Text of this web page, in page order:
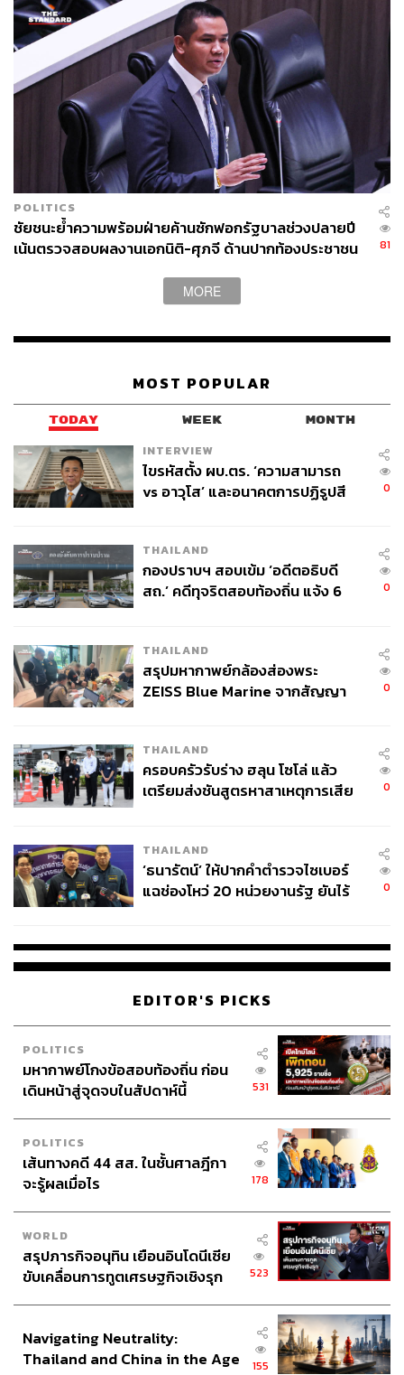
POLITICS
ชัยชนะย้ำความพร้อมฝ่ายค้านซักฟอกรัฐบาลช่วงปลายปี
เน้นตรวจสอบผลงานเอกนิติ-ศุภจี ด้านปากท้องประชาชน
81
MORE
MOST POPULAR
TODAY WEEK MONTH
INTERVIEW
ไขรหัสตั้ง ผบ.ตร. ‘ความสามารถ
vs อาวุโส’ และอนาคตการปฏิรูปสี
0
THAILAND
กองปราบฯ สอบเข้ม ‘อดีตอธิบดี
สถ.’ คดีทุจริตสอบท้องถิ่น แจ้ง 6
0
THAILAND
สรุปมหากาพย์กล้องส่องพระ
ZEISS Blue Marine จากสัญญา
จ่ายหนี้-แอบระบุแบรนด์
0
THAILAND
ครอบครัวรับร่าง ฮลุน โซโล่ แล้ว
เตรียมส่งชันสูตรหาสาเหตุการเสีย
0
THAILAND
‘ธนารัตน์’ ให้ปากคำตำรวจไซเบอร์
แฉช่องโหว่ 20 หน่วยงานรัฐ ยันไร้
0
EDITOR'S PICKS
POLITICS
มหากาพย์โกงข้อสอบท้องถิ่น ก่อน
เดินหน้าสู่จุดจบในสัปดาห์นี้
531
POLITICS
เส้นทางคดี 44 สส. ในชั้นศาลฎีกา
จะรู้ผลเมื่อไร
178
WORLD
สรุปภารกิจอนุทิน เยือนอินโดนีเซีย
ขับเคลื่อนการทูตเศรษฐกิจเชิงรุก
523
Navigating Neutrality:
Thailand and China in the Age
155